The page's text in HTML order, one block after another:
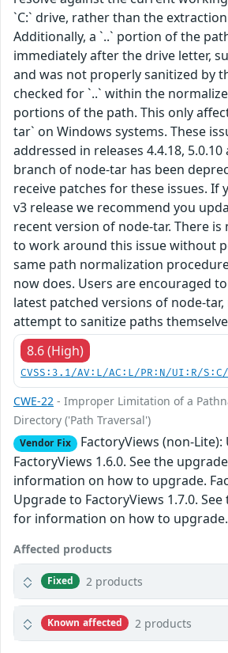
`C:` drive, rather than the
Additionally, a `..` portion of the
immediately after the drive letter,
and was not properly sanitized by
checked for `..` within the
portions of the path. This only
tar` on Windows systems. These
addressed in releases 4.4.18, 5.0.10
branch of node-tar has been
receive patches for these issues. If
v3 release we recommend you
recent version of node-tar. There is
to work around this issue without
same path normalization
now does. Users are encouraged
latest patched versions of node-
attempt to sanitize paths
8.6 (High)
CVSS:3.1/AV:L/AC:L/PR:N/UI:R/
CWE-22 - Improper Limitation of a
Directory ('Path Traversal')
Vendor Fix FactoryViews (non-Lite):
FactoryViews 1.6.0. See the
information on how to upgrade.
Upgrade to FactoryViews 1.7.0.
for information on how to upgrade.
Affected products
Fixed 2 products
Known affected 2 products